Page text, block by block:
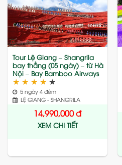
Add
to
wishlist
Tour Lệ Giang – Shangrila
bay thẳng (05 ngày) – từ Hà
Nội – Bay Bamboo Airways
★ ★ ★ ★ ★
5 ngày 4 đêm
LỆ GIANG - SHANGRILA
14,990,000đ
XEM CHI TIẾT